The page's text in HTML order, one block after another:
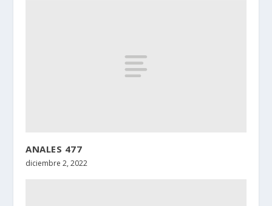
ANALES 477
diciembre 2, 2022